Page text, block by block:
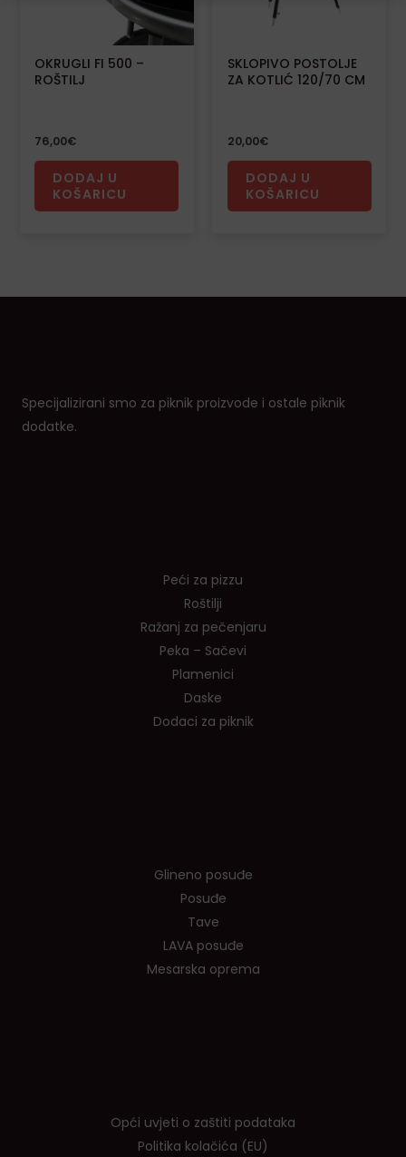
OKRUGLI FI 500 –
ROŠTILJ
76,00€
DODAJ U
KOŠARICU
SKLOPIVO POSTOLJE
ZA KOTLIĆ 120/70 CM
20,00€
DODAJ U
KOŠARICU
Specijalizirani smo za piknik proizvode i ostale piknik
dodatke.
Peći za pizzu
Roštilji
Ražanj za pečenjaru
Peka – Sačevi
Plamenici
Daske
Dodaci za piknik
Glineno posuđe
Posuđe
Tave
LAVA posuđe
Mesarska oprema
Opći uvjeti o zaštiti podataka
Politika kolačića (EU)